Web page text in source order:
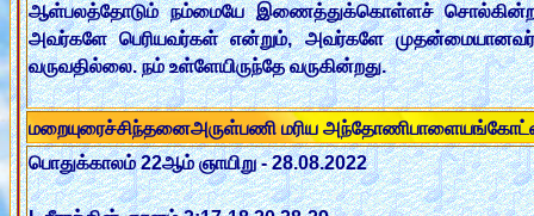
ஆள்பலத்தோடும் நம்மையே இணைத்துக்கொள்ளச்
அவர்களே பெரியவர்கள் என்றும், அவர்களே முதன்மையானவர்கள்
வருவதில்லை. நம் உள்ளேயிருந்தே வருகின்றது.
மறையுரைச்சிந்தனைஅருள்பணி மரிய
பொதுக்காலம் 22ஆம் ஞாயிறு - 28.08.2022